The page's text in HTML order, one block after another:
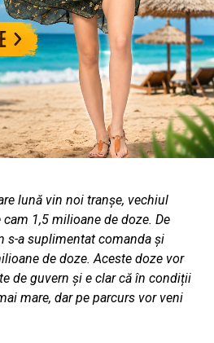
lună vin noi tranșe, vechiul
1,5 milioane de doze. De
s-a suplimentat comanda și
de doze. Aceste doze vor
de guvern și e clar că în condiții
mare, dar pe parcurs vor veni